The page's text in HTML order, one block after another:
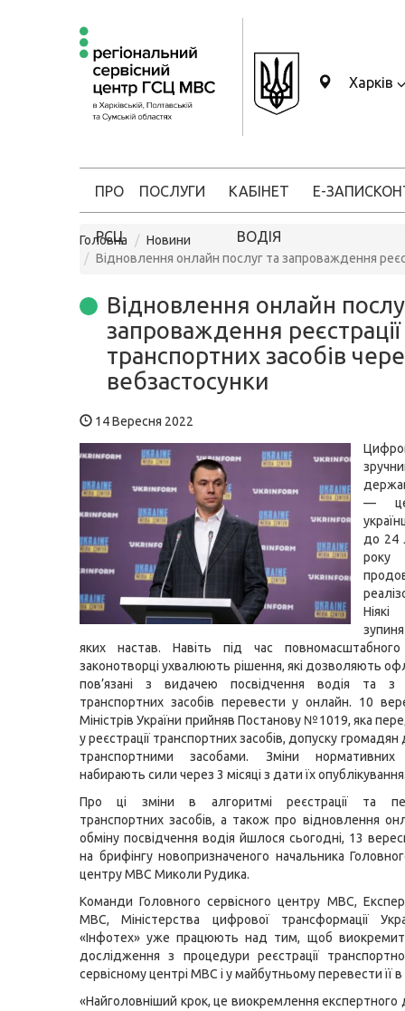
Харків
ПРО
РСЦ
ПОСЛУГИ КАБІНЕТ
ВОДІЯ
Е-ЗАПИС
Головна
Новини
Відновлення онлайн послуг та запроваждення
Відновлення онлайн
запроваждення реєстрації
транспортних засобів
вебзастосунки
14 Вересня 2022
—
до 24
яких настав. Навіть під час повномасштабного
законотворці ухвалюють рішення, які дозволяють
пов’язані з видачею посвідчення водія та з
транспортних засобів перевести у онлайн. 10
Міністрів України прийняв Постанову №1019, яка
у реєстрації транспортних засобів, допуску
транспортними засобами. Зміни нормативних
набирають сили через 3 місяці з дати їх
Про ці зміни в алгоритмі реєстрації та
транспортних засобів, а також про відновлення
обміну посвідчення водія йшлося сьогодні, 13
на брифінгу новопризначеного начальника
центру МВС Миколи Рудика.
Команди Головного сервісного центру МВС,
МВС, Міністерства цифрової трансформації
«Інфотех» уже працюють над тим, щоб
дослідження з процедури реєстрації
сервісному центрі МВС і у майбутньому перевести її
«Найголовніший крок, це виокремлення експертного